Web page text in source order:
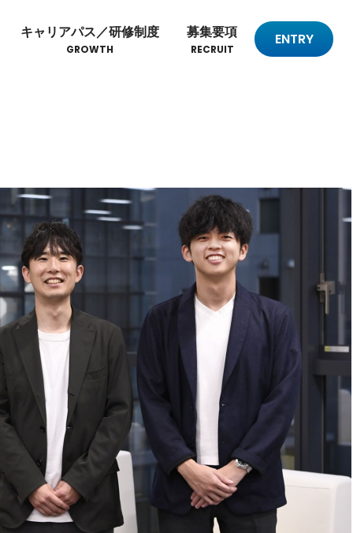
キャリアパス／研修制度
GROWTH
募集要項
RECRUIT
ENTRY